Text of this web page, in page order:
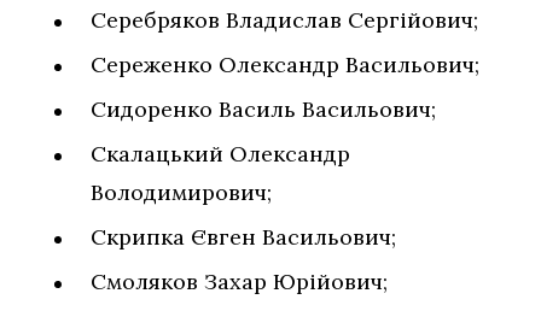
Серебряков Владислав Сергійович;
Сереженко Олександр Васильович;
Сидоренко Василь Васильович;
Скалацький Олександр
Володимирович;
Скрипка Євген Васильович;
Смоляков Захар Юрійович;